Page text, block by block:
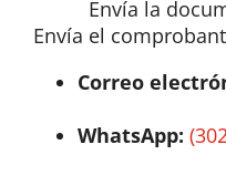
Envía la
Envía el
Correo
WhatsApp: